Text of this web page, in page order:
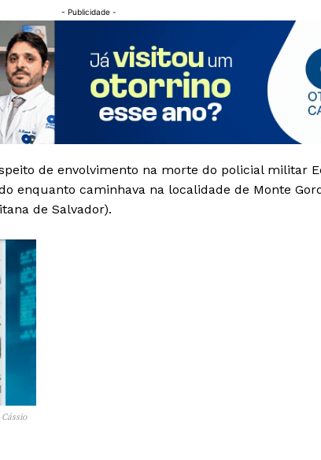
- Publicidade -
de envolvimento na morte do policial militar
enquanto caminhava na localidade de Monte
de Salvador).